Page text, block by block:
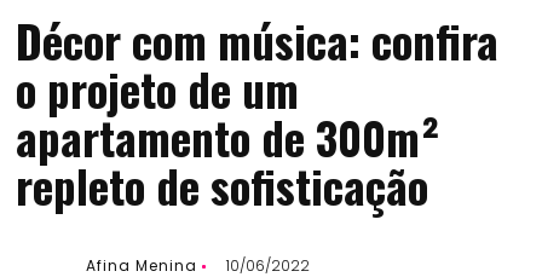
Décor com música: confira
o projeto de um
apartamento de 300m²
repleto de sofisticação
Afina Menina 10/06/2022